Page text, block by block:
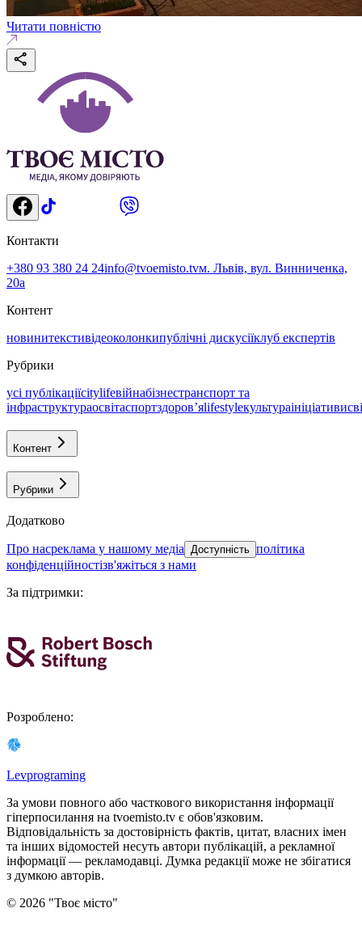
Читати повністю
Контакти
+380 93 380 24 24info@tvoemisto.tvм. Львів, вул. Винниченка,
20а
Контент
новинитекстивідеоколонкипублічні дискусіїклуб експертів
Рубрики
усі публікаціїcitylifeвійнабізнестранспорт та
інфраструктураосвітаспортздоровʼяlifestyleкультураініціативи
Контент
Рубрики
Додатково
про насреклама у нашому медіа Доступність політика
конфіденційностізв'яжіться з нами
За підтримки:
Розроблено:
Levprograming
За умови повного або часткового використання iнформацiї
гіперпосилання на tvoemisto.tv є обов'язковим.
Відповідальність за достовірність фактів, цитат, власних імен
та інших відомостей несуть автори публікацій, а рекламної
інформації — рекламодавці. Думка редакцiї може не збiгатися
з думкою авторiв.
© 2026 "Твоє місто"